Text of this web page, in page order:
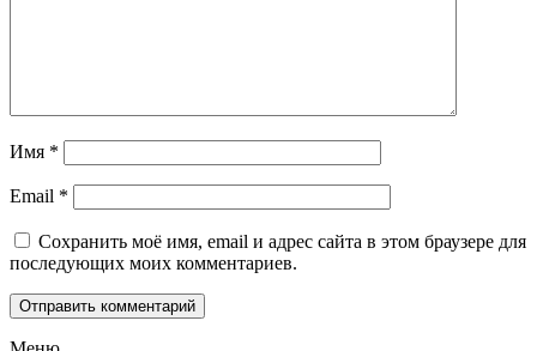
Имя *
Email *
Сохранить моё имя, email и адрес сайта в этом браузере для
последующих моих комментариев.